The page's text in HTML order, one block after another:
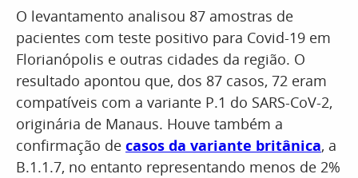
O levantamento analisou 87 amostras de
pacientes com teste positivo para Covid-19 em
Florianópolis e outras cidades da região. O
resultado apontou que, dos 87 casos, 72 eram
compatíveis com a variante P.1 do SARS-CoV-2,
originária de Manaus. Houve também a
confirmação de casos da variante britânica, a
B.1.1.7, no entanto representando menos de 2%